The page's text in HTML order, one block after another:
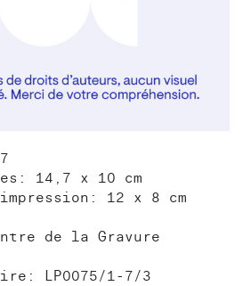
14,7 x 10 cm
12 x 8 cm
de la Gravure
LP0075/1-7/3